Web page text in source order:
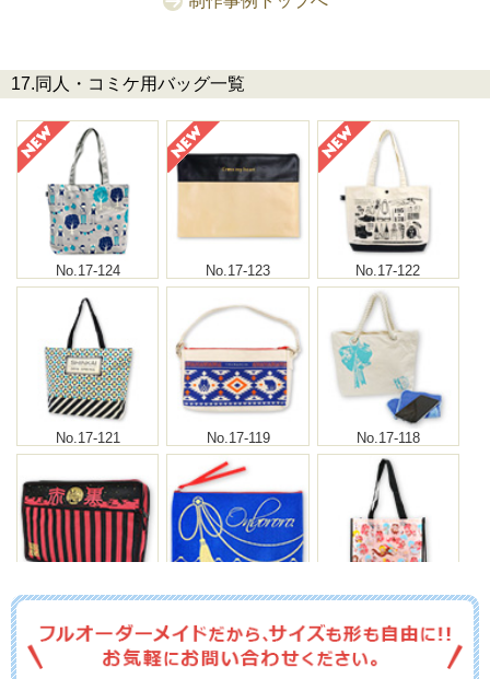
17.同人・コミケ用バッグ一覧
No.17-124 No.17-123 No.17-122
No.17-121 No.17-119 No.17-118
No.17-117 No.17-116 No.17-115